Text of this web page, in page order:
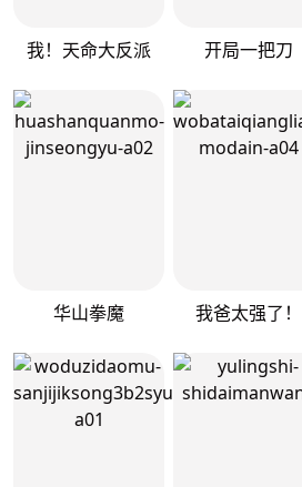
我！天命大反派 开局一把刀
华山拳魔 我爸太强了！